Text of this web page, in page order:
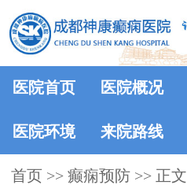
医院首页 医院概况
医院环境 来院路线
首页 >> 癫痫预防 >> 正文